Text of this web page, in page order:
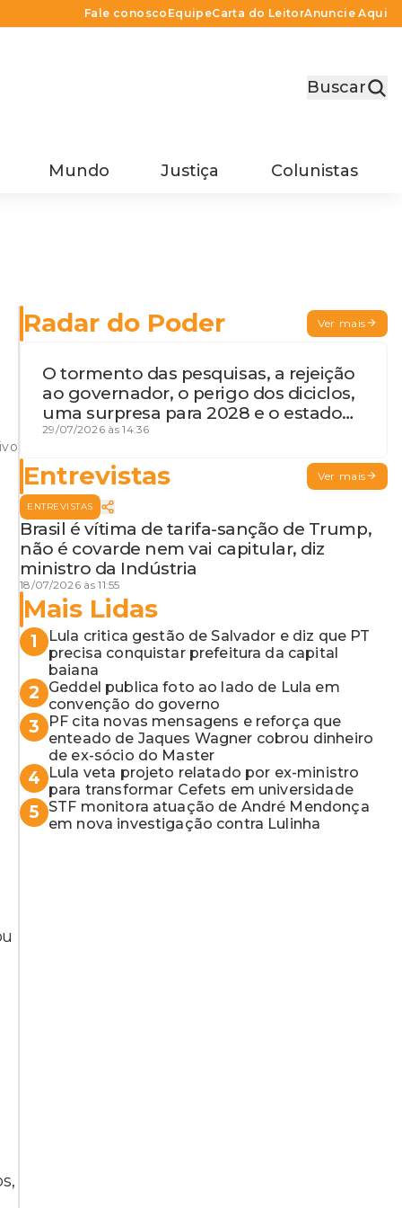
Fale conosco EquipeCarta do LeitorAnuncie Aqui
Buscar
Mundo Justiça Colunistas
Radar do Poder Ver mais
O tormento das pesquisas, a rejeição
ao governador, o perigo dos diciclos,
uma surpresa para 2028 e o estado
de terceira guerra mundial
29/07/2026 às 14:36
Entrevistas Ver mais
ENTREVISTAS
Brasil é vítima de tarifa-sanção de Trump,
não é covarde nem vai capitular, diz
ministro da Indústria
18/07/2026 às 11:55
Mais Lidas
1
Lula critica gestão de Salvador e diz que PT
precisa conquistar prefeitura da capital
baiana
2
Geddel publica foto ao lado de Lula em
convenção do governo
3
PF cita novas mensagens e reforça que
enteado de Jaques Wagner cobrou dinheiro
de ex-sócio do Master
4
Lula veta projeto relatado por ex-ministro
para transformar Cefets em universidade
5
STF monitora atuação de André Mendonça
em nova investigação contra Lulinha